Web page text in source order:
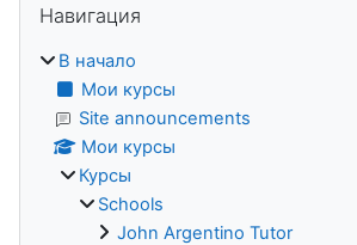
Навигация
В начало
Мои курсы
Site announcements
Мои курсы
Курсы
Schools
John Argentino Tutor